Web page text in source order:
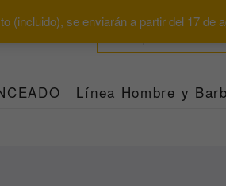
(incluido), se enviarán a partir del 17 de
Línea Hombre y